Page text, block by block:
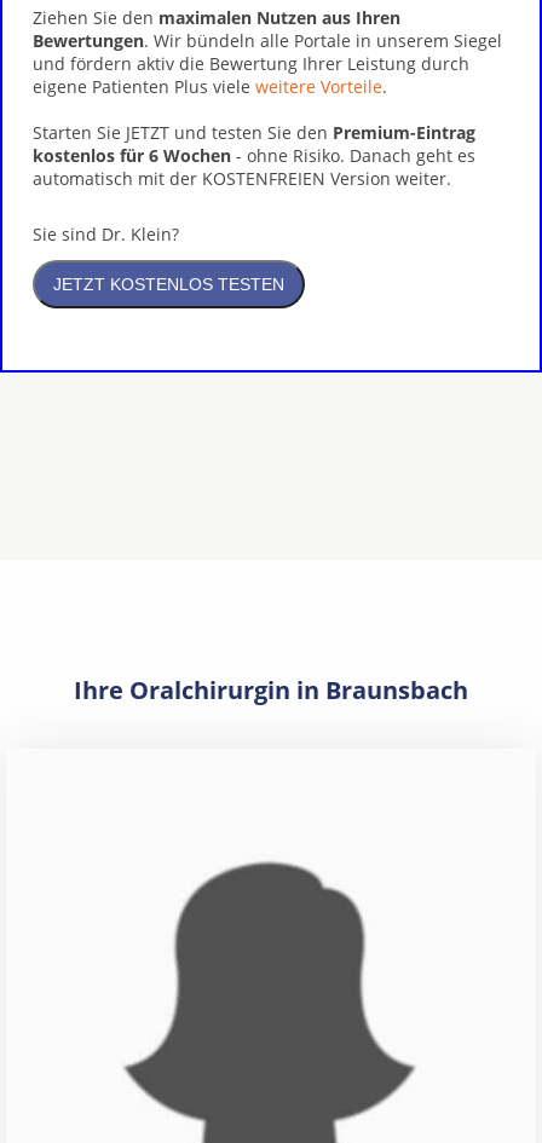
Ziehen Sie den maximalen Nutzen aus Ihren
Bewertungen. Wir bündeln alle Portale in unserem Siegel
und fördern aktiv die Bewertung Ihrer Leistung durch
eigene Patienten Plus viele weitere Vorteile.
Starten Sie JETZT und testen Sie den Premium-Eintrag
kostenlos für 6 Wochen - ohne Risiko. Danach geht es
automatisch mit der KOSTENFREIEN Version weiter.
Sie sind Dr. Klein?
Ihre Oralchirurgin in Braunsbach